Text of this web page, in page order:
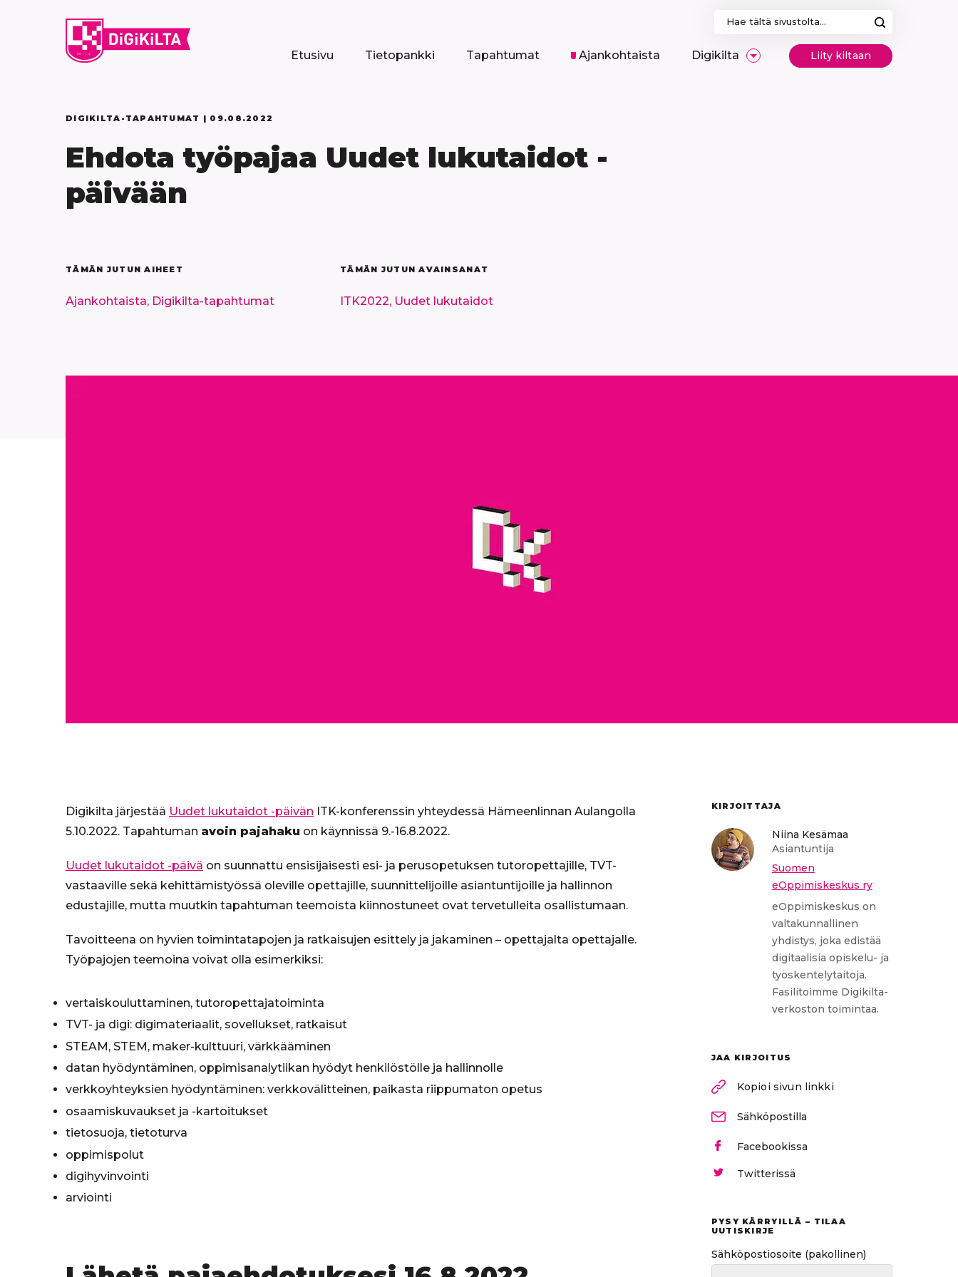
Haku:
Etusivu Tietopankki Tapahtumat Ajankohtaista Digikilta Liity kiltaan
DIGIKILTA-TAPAHTUMAT | 09.08.2022
Ehdota työpajaa Uudet lukutaidot -
päivään
TÄMÄN JUTUN AIHEET
Ajankohtaista, Digikilta-tapahtumat
TÄMÄN JUTUN AVAINSANAT
ITK2022, Uudet lukutaidot
Digikilta järjestää Uudet lukutaidot -päivän ITK-konferenssin yhteydessä Hämeenlinnan Aulangolla
5.10.2022. Tapahtuman avoin pajahaku on käynnissä 9.-16.8.2022.
Uudet lukutaidot -päivä on suunnattu ensisijaisesti esi- ja perusopetuksen tutoropettajille, TVT-
vastaaville sekä kehittämistyössä oleville opettajille, suunnittelijoille asiantuntijoille ja hallinnon
edustajille, mutta muutkin tapahtuman teemoista kiinnostuneet ovat tervetulleita osallistumaan.
Tavoitteena on hyvien toimintatapojen ja ratkaisujen esittely ja jakaminen – opettajalta opettajalle.
Työpajojen teemoina voivat olla esimerkiksi:
vertaiskouluttaminen, tutoropettajatoiminta
TVT- ja digi: digimateriaalit, sovellukset, ratkaisut
STEAM, STEM, maker-kulttuuri, värkkääminen
datan hyödyntäminen, oppimisanalytiikan hyödyt henkilöstölle ja hallinnolle
verkkoyhteyksien hyödyntäminen: verkkovälitteinen, paikasta riippumaton opetus
osaamiskuvaukset ja -kartoitukset
tietosuoja, tietoturva
oppimispolut
digihyvinvointi
arviointi
KIRJOITTAJA
Niina Kesämaa
Asiantuntija
Suomen
eOppimiskeskus ry
eOppimiskeskus on
valtakunnallinen
yhdistys, joka edistää
digitaalisia opiskelu- ja
työskentelytaitoja.
Fasilitoimme Digikilta-
verkoston toimintaa.
JAA KIRJOITUS
Kopioi sivun linkki
Sähköpostilla
Facebookissa
Twitterissä
PYSY KÄRRYILLÄ – TILAA
UUTISKIRJE
Sähköpostiosoite (pakollinen)